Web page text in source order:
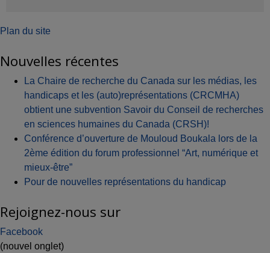
Plan du site
Nouvelles récentes
La Chaire de recherche du Canada sur les médias, les
handicaps et les (auto)représentations (CRCMHA)
obtient une subvention Savoir du Conseil de recherches
en sciences humaines du Canada (CRSH)!
Conférence d’ouverture de Mouloud Boukala lors de la
2ème édition du forum professionnel “Art, numérique et
mieux-être”
Pour de nouvelles représentations du handicap
Rejoignez-nous sur
Facebook
(nouvel onglet)